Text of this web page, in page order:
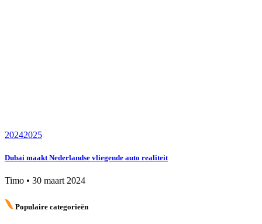
20242025
Dubai maakt Nederlandse vliegende auto realiteit
Timo • 30 maart 2024
Populaire categorieën